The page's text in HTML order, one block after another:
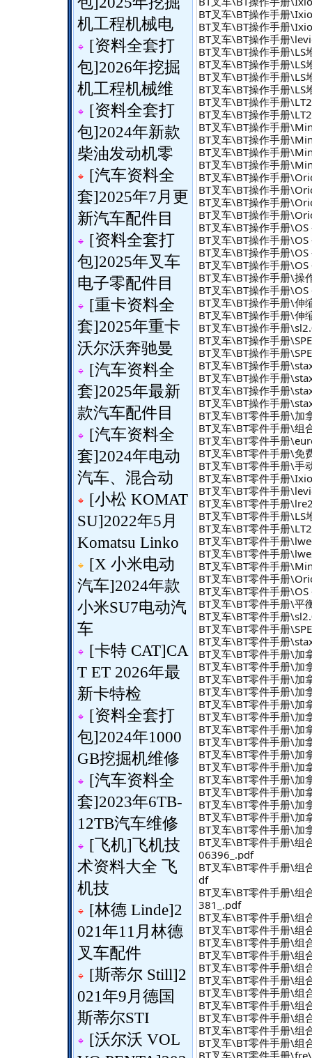
机工程机械电
[资料全套打
包]2026年挖掘
机工程机械维
[资料全套打
包]2024年新款
柴油发动机零
[汽车资料全
套]2025年7月更
新汽车配件目
[资料全套打
包]2025年叉车
电子零配件目
[重卡资料全
套]2025年重卡
沃尔沃奔驰曼
[汽车资料全
套]2025年最新
款汽车配件目
[汽车资料全
套]2024年电动
汽车、混合动
[小松 KOMAT
SU]2022年5月
Komatsu Linko
[X 小米电动
汽车]2024年款
小米SU7电动汽
车
[卡特 CAT]CA
T ET 2026年最
新卡特检
[资料全套打
包]2024年1000
GB挖掘机维修
[汽车资料全
套]2023年6TB-
12TB汽车维修
[飞机]飞机技
术资料大全 飞
机技
[林德 Linde]2
021年11月林德
叉车配件
[斯蒂尔 Still]2
021年9月德国
斯蒂尔STI
[沃尔沃 VOL
BT叉车\BT操作手册
BT叉车\BT操作手册
BT叉车\BT操作手册
BT叉车\BT操作手册\LS
BT叉车\BT操作手册\LS
BT叉车\BT操作手册\LS
BT叉车\BT操作手册
BT叉车\BT操作手册
BT叉车\BT操作手册
BT叉车\BT操作手册
BT叉车\BT操作手册
BT叉车\BT操作手册
BT叉车\BT操作手册
BT叉车\BT操作手册
BT叉车\BT操作手册
BT叉车\BT操作手册
BT叉车\BT操作手册
BT叉车\BT操作手册
BT叉车\BT操作手册
BT叉车\BT操作手册
BT叉车\BT操作手册
BT叉车\BT操作手册\操
BT叉车\BT操作手册
BT叉车\BT操作手册\伸
BT叉车\BT操作手册\伸
BT叉车\BT操作手册
BT叉车\BT操作手册
BT叉车\BT操作手册
BT叉车\BT操作手册
BT叉车\BT操作手册
BT叉车\BT操作手册
BT叉车\BT操作手册
BT叉车\BT零件手册\加
BT叉车\BT零件手册\组
BT叉车\BT零件手册
BT叉车\BT零件手册\免
BT叉车\BT零件手册\手
BT叉车\BT零件手册
BT叉车\BT零件手册
BT叉车\BT零件手册
BT叉车\BT零件手册\LS
BT叉车\BT零件手册
BT叉车\BT零件手册
BT叉车\BT零件手册
BT叉车\BT零件手册
BT叉车\BT零件手册
BT叉车\BT零件手册\OS
BT叉车\BT零件手册\平
BT叉车\BT零件手册
BT叉车\BT零件手册
BT叉车\BT零件手册
BT叉车\BT零件手册\加
BT叉车\BT零件手册\加
BT叉车\BT零件手册\加
BT叉车\BT零件手册\
BT叉车\BT零件手册\加
BT叉车\BT零件手册\加
BT叉车\BT零件手册\
BT叉车\BT零件手册\加
BT叉车\BT零件手册\加
BT叉车\BT零件手册\加
BT叉车\BT零件手册\加
BT叉车\BT零件手册\加
BT叉车\BT零件手册\加
BT叉车\BT零件手册\加
BT叉车\BT零件手册\
BT叉车\BT零件手册\组
06396_.pdf
BT叉车\BT零件手册\组
df
BT叉车\BT零件手册\组
381_.pdf
BT叉车\BT零件手册\组
BT叉车\BT零件手册\组
BT叉车\BT零件手册\
BT叉车\BT零件手册\组
BT叉车\BT零件手册\组
BT叉车\BT零件手册\组
BT叉车\BT零件手册\组
BT叉车\BT零件手册\
BT叉车\BT零件手册\组
BT叉车\BT零件手册\组
BT叉车\BT零件手册\组
BT叉车\BT零件手册